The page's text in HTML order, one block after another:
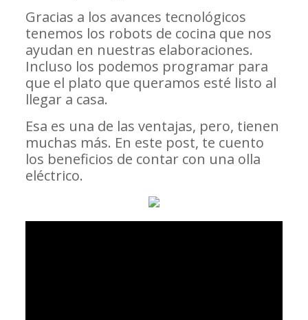
Gracias a los avances tecnológicos
tenemos los robots de cocina que nos
ayudan en nuestras elaboraciones.
Incluso los podemos programar para
que el plato que queramos esté listo al
llegar a casa.
Esa es una de las ventajas, pero, tienen
muchas más. En este post, te cuento
los beneficios de contar con una olla
eléctrico.